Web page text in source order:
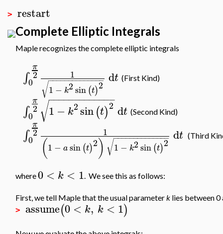
> restart
Complete Elliptic Integrals
Maplerecognizes the complete elliptic integrals
∫
π
2
0
1
1 − k2sin(t)2
− −
−−−−−−−−−−−−
√
dt (First Kind)
∫
π
2
0 1 − k2sin(t)2
− −
−−−−−−−−−−−
√ dt (Second Kind)
∫
π
2
0
1
(1 − asin(t)2) 1 − k2sin(t)2
− −
−−−−−−−−−−−−
√
dt (Third
where0 < k < 1. We see this as follows:
First, we tell Maple that the usual parameterk lies between 0
> assume(0 < k, k < 1)